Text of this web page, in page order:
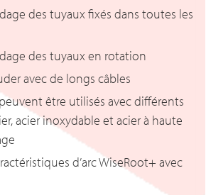
des tuyaux fixés dans toutes les
des tuyaux en rotation
avec de longs câbles
être utilisés avec différents
acier inoxydable et acier à haute
d’arc WiseRoot+ avec